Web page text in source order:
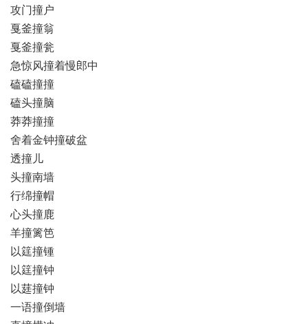
攻门撞户
戛釜撞翁
戛釜撞瓮
急惊风撞着慢郎中
磕磕撞撞
磕头撞脑
莽莽撞撞
舍着金钟撞破盆
透撞儿
头撞南墙
行绵撞帽
心头撞鹿
羊撞篱笆
以筳撞锺
以筳撞钟
以莛撞钟
一语撞倒墙